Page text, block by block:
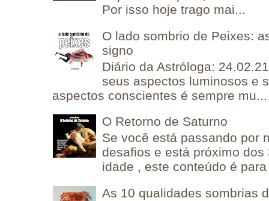
Por isso hoje trago mai...
O lado sombrio de Peixes:
signo
Diário da Astróloga:
seus aspectos luminosos e
aspectos conscientes é sempre mu...
O Retorno de Saturno
Se você está passando por
desafios e está próximo
idade , este conteúdo é
As 10 qualidades sombrias